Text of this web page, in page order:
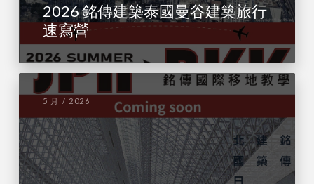
2026 銘傳建築泰國曼谷建築旅行
速寫營
5 月 / 2026